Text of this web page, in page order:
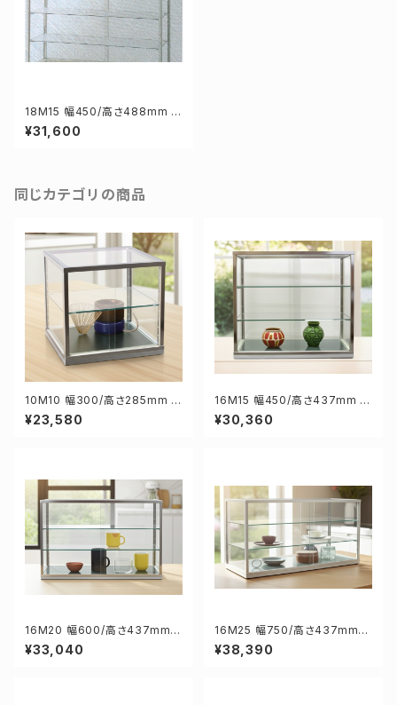
18M15 幅450/高さ488mm 業
務用 ガラスケース ショーケース
コレクションケース ディスプレイ
¥31,600
同じカテゴリの商品
10M10 幅300/高さ285mm 業
務用 ガラスケース ショーケース
コレクションケース ディスプレイ
¥23,580
16M15 幅450/高さ437mm 業
務用 ガラスケース ショーケース
コレクションケース ディスプレイ
¥30,360
16M20 幅600/高さ437mm
業務用 ガラスケース ショーケー
ス コレクションケース ディスプ
¥33,040
16M25 幅750/高さ437mm
業務用 ガラスケース ショーケー
ス コレクションケース ディスプ
¥38,390